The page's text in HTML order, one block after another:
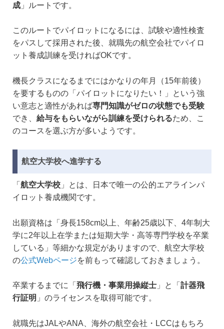
成 」ルートです。
このルートでパイロットになるには、試験や適性検査
をパスして採用された後、就職先の航空会社でパイロ
ット養成訓練を受ければOKです。
機長クラスになるまでにはかなりの年月（15年前後）
を要するものの「パイロットになりたい！」という強
い意志と適性があれば専門知識がゼロの状態でも受験
でき、 給与をもらいながら訓練を受けられるため、こ
のコースを選ぶ方が多いようです。
航空大学校へ進学する
「 航空大学校 」とは、日本で唯一の公的エアラインパ
イロット養成機関です。
出願資格は「身長158cm以上、年齢25歳以下、4年制大
学に2年以上在学または短期大学・高等専門学校を卒業
している」等細かな規定がありますので、航空大学校
の公式Webページを前もって確認しておきましょう。
卒業するまでに「 飛行機・事業用操縦士 」と「 計器飛
行証明 」のライセンスを取得可能です。
就職先はJALやANA、海外の航空会社・LCCはもちろ